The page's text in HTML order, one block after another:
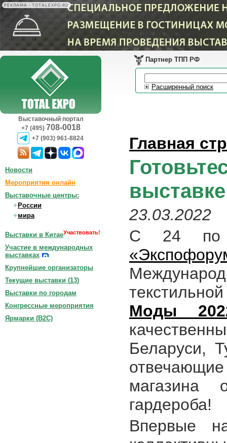
РЕКЛАМА • TOTALEXPO.RU
Выставочный портал
+7 (495) 708-0018
+7 (903) 961-8824
Партнер ТПП РФ
Расширенный поиск
Главная
23.03.2022
С 24
Моды
Беларуси,
гардероба!
Впервые
Новости
Мероприятия онлайн
Выставочные центры:
России
мира
Выставки в КитаеУчаствовать!
Участие в международных
выставках
Крупнейшие организаторы
Текущие выставки (13)
Выставки по городам
Конгрессные мероприятия
Ярмарки (B2C)